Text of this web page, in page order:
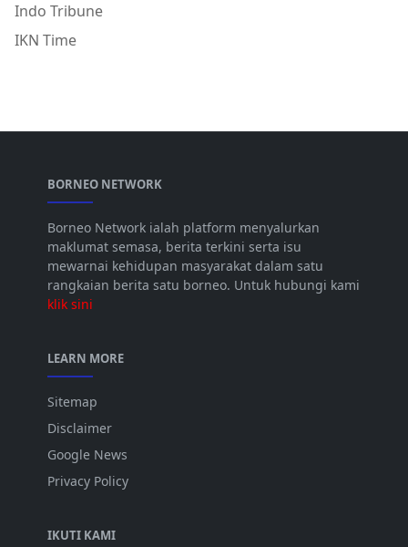
Indo Tribune
IKN Time
BORNEO NETWORK
Borneo Network ialah platform menyalurkan
maklumat semasa, berita terkini serta isu
mewarnai kehidupan masyarakat dalam satu
rangkaian berita satu borneo. Untuk hubungi kami
klik sini
LEARN MORE
Sitemap
Disclaimer
Google News
Privacy Policy
IKUTI KAMI